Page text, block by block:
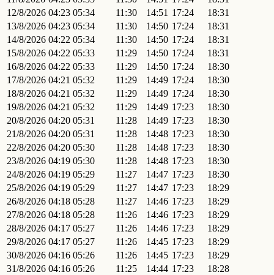
12/8/2026 04:23 05:34 11:30 14:51 17:24
18:31
13/8/2026 04:23 05:34 11:30 14:50 17:24
18:31
14/8/2026 04:22 05:34 11:30 14:50 17:24
18:31
15/8/2026 04:22 05:33 11:29 14:50 17:24
18:31
16/8/2026 04:22 05:33 11:29 14:50 17:24
18:30
17/8/2026 04:21 05:32 11:29 14:49 17:24
18:30
18/8/2026 04:21 05:32 11:29 14:49 17:24
18:30
19/8/2026 04:21 05:32 11:29 14:49 17:23
18:30
20/8/2026 04:20 05:31 11:28 14:49 17:23
18:30
21/8/2026 04:20 05:31 11:28 14:48 17:23
18:30
22/8/2026 04:20 05:30 11:28 14:48 17:23
18:30
23/8/2026 04:19 05:30 11:28 14:48 17:23
18:30
24/8/2026 04:19 05:29 11:27 14:47 17:23
18:30
25/8/2026 04:19 05:29 11:27 14:47 17:23
18:29
26/8/2026 04:18 05:28 11:27 14:46 17:23
18:29
27/8/2026 04:18 05:28 11:26 14:46 17:23
18:29
28/8/2026 04:17 05:27 11:26 14:46 17:23
18:29
29/8/2026 04:17 05:27 11:26 14:45 17:23
18:29
30/8/2026 04:16 05:26 11:26 14:45 17:23
18:29
31/8/2026 04:16 05:26 11:25 14:44 17:23 18:28